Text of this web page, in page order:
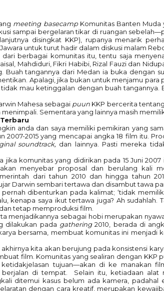
meeting basecampKomunitas Banten Muda
sampai bergelaran tikar di ruangan
disingkat KKP), rupanya menarik
untuk turut hadir dalam diskusi malam
berbagai komunitas itu, tentu saja
Mahdiduri, Fikri Habibi, Rizal Fauzi dan
Buah tangannya dari Medan ia buka dengan
Apalagi, jika bukan untuk menjamu
mau ketinggalan dengan buah
Mahesa sebagai puun KKP bercerita
Sementara yang lainnya masih
anda dan saya memiliki pemikiran yang
2007-2015 yang mencapai angka 18 film itu.
soundtrack, dan lainnya. Pasti mereka
jika komunitas yang didirikan pada 15 Juni
menyebar proposal dan berulang kali
dari tahun 2010 dan hingga tahun
Darwin sembari tertawa dan disambut tawa
dibenturkan pada kalimat; ‘tidak
kenapa saya ikut tertawa juga? Ah
tetap memproduksi film.
menjadikannya sebagai hobi merupakan
dilakukan pada gathering2010, berada di
bersama, membuat komunitas ini menjadi
kita akan berujung pada konsistensi
film. Komunitas yang sealiran dengan
ketidakjelasan tujuan—akan di ke manakan
di tempat. Selain itu, ketiadaan alat
ditemui kasus belum ada kamera, padahal
dengan cara kreatif, merupakan